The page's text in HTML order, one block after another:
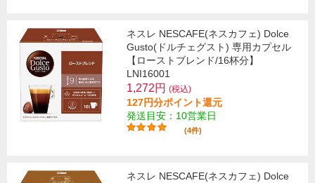
ネスレ NESCAFE(ネスカフェ) Dolce
Gusto(ドルチェグスト) 専用カプセル
【ローストブレンド/16杯分】
LNI16001
1,272円 (税込)
127円分ポイント還元
発送目安：10営業日
(4件)
ネスレ NESCAFE(ネスカフェ) Dolce